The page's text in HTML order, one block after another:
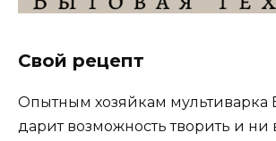
Свой рецепт
Опытным хозяйкам мультиварка
дарит возможность творить и ни